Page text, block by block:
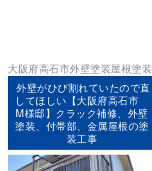
大阪府高石市外壁塗装屋根塗装
外壁がひび割れていたので直
してほしい【大阪府高石市
M様邸】クラック補修、外壁
塗装、付帯部、金属屋根の塗
装工事